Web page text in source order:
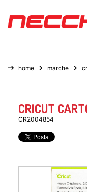
home marche
CRICUT
CR2004854